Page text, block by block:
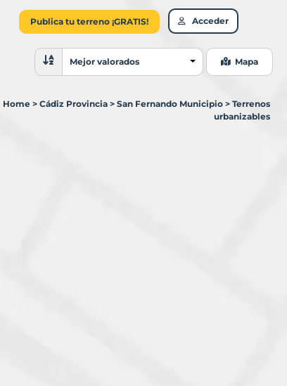
Publica tu terreno ¡GRATIS! Acceder
Ordenar resultados
Mejor valorados Mapa
Home > Cádiz Provincia > San Fernando Municipio > Terrenos
urbanizables